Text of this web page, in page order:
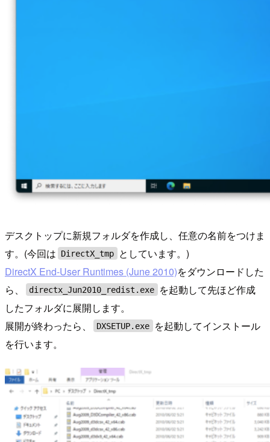
デスクトップに新規フォルダを作成し、任意の名前をつけま
す。(今回は
DirectX_tmp
としています。)
DirectX End-User Runtimes (June 2010)をダウンロードした
ら、
directx_Jun2010_redist.exe
を起動して先ほど作成
したフォルダに展開します。
展開が終わったら、
DXSETUP.exe
を起動してインストール
を行います。